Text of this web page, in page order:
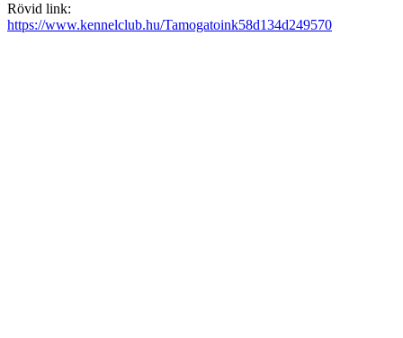
Rövid link:
https://www.kennelclub.hu/Tamogatoink58d134d249570